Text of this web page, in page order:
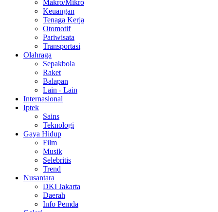
Makro/Mikro
Keuangan
Tenaga Kerja
Otomotif
Pariwisata
Transportasi
Olahraga
Sepakbola
Raket
Balapan
Lain - Lain
Internasional
Iptek
Sains
Teknologi
Gaya Hidup
Film
Musik
Selebritis
Trend
Nusantara
DKI Jakarta
Daerah
Info Pemda